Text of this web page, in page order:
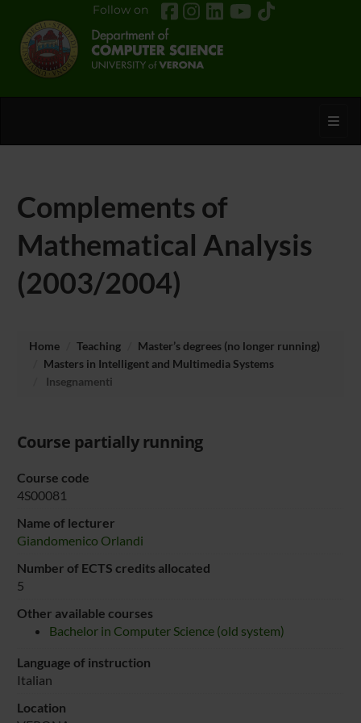
Follow on
Complements of
Mathematical Analysis
(2003/2004)
Home Teaching
Master’s degrees (no longer running)
Masters in Intelligent and Multimedia Systems
Insegnamenti
Course partially running
Course code
4S00081
Name of lecturer
Giandomenico Orlandi
Number of ECTS credits allocated
5
Other available courses
Bachelor in Computer Science (old system)
Language of instruction
Italian
Location